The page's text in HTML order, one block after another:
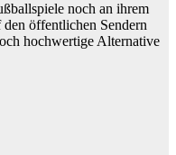
noch an ihrem
den öffentlichen Sendern
hochwertige Alternative